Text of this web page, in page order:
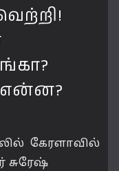
என்ன?
கேரளாவில்
சுரேஷ்